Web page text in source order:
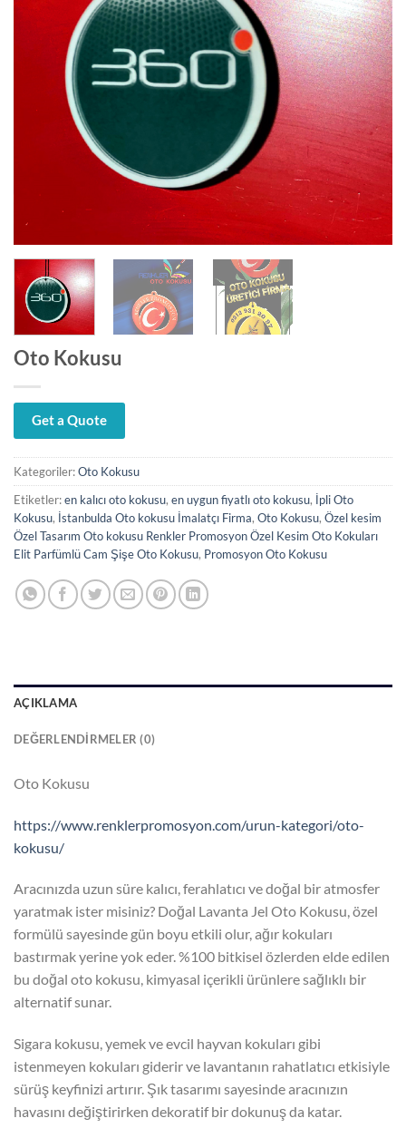
Oto Kokusu
Get a Quote
Kategoriler:Oto Kokusu
Etiketler:en kalıcı oto kokusu, en uygun fiyatlı oto kokusu, İpli Oto
Kokusu, İstanbulda Oto kokusu İmalatçı Firma, Oto Kokusu, Özel kesim
Özel Tasarım Oto kokusu Renkler Promosyon Özel Kesim Oto Kokuları
Elit Parfümlü Cam Şişe Oto Kokusu, Promosyon Oto Kokusu
AÇIKLAMA
DEĞERLENDIRMELER (0)
Oto Kokusu
https://www.renklerpromosyon.com/urun-kategori/oto-
kokusu/
Aracınızda uzun süre kalıcı, ferahlatıcı ve doğal bir atmosfer
yaratmak ister misiniz? Doğal Lavanta Jel Oto Kokusu, özel
formülü sayesinde gün boyu etkili olur, ağır kokuları
bastırmak yerine yok eder. %100 bitkisel özlerden elde edilen
bu doğal oto kokusu, kimyasal içerikli ürünlere sağlıklı bir
alternatif sunar.
Sigara kokusu, yemek ve evcil hayvan kokuları gibi
istenmeyen kokuları giderir ve lavantanın rahatlatıcı etkisiyle
sürüş keyfinizi artırır. Şık tasarımı sayesinde aracınızın
havasını değiştirirken dekoratif bir dokunuş da katar.